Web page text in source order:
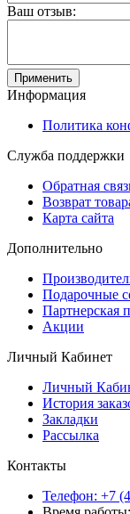
Ваш отзыв:
Применить
Информация
Политика
Служба поддержки
Обратная
Возврат
Карта сайта
Дополнительно
Подарочные
Партнерская
Акции
Личный Кабинет
Личный
История
Закладки
Рассылка
Контакты
Телефон: +7